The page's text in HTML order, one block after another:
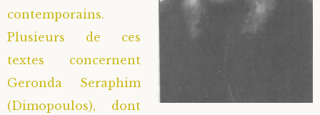
Saint Hilarion (Troïtski)
Saint Jean de Kronstadt
Saint Laurent de Tchernigov
Saint Spyridon
Métropolite Zénobe (Majouga)
Archimandrite Adrien (Kirsanov)
Archimandrite Alipi (Voronov)
Archimandrite Andronique (Loukach)
Entretiens
Famille spirituelle
Portraits
contemporains.
Plusieurs de ces
textes concernent
Geronda Seraphim
(Dimopoulos), dont